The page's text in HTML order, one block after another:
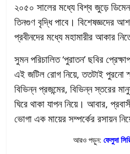
২০৫০ সালের মধ্যে বিশ্ব জুড়ে
তিনগুণ বৃদ্ধি পাবে। বিশেষজ্ঞদের
প্রবীনদের মধ্যে মহামারীর আকার
সুমন পরিচালিত ‘পুরাতন’ ছবির
এই জটিল রোগ নিয়ে, ততটাই পুরনো
বিভিন্ন প্রজন্মের, বিভিন্ন স্তরের
ঘিরে থাকা যাপন নিয়ে। আবার,
ভোগা এক মায়ের সম্পর্কের রসায়ন
আরও পড়ুন: ফেলুদা